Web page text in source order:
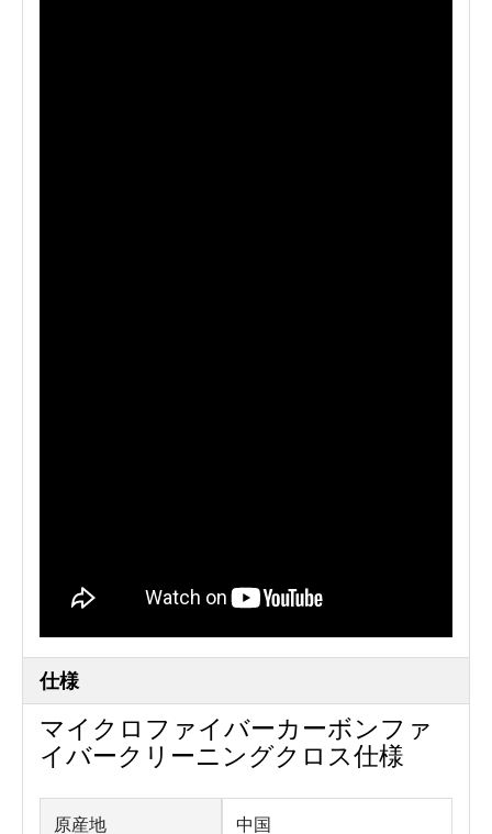
仕様
マイクロファイバーカーボンファ
イバークリーニングクロス仕様
原産地 中国